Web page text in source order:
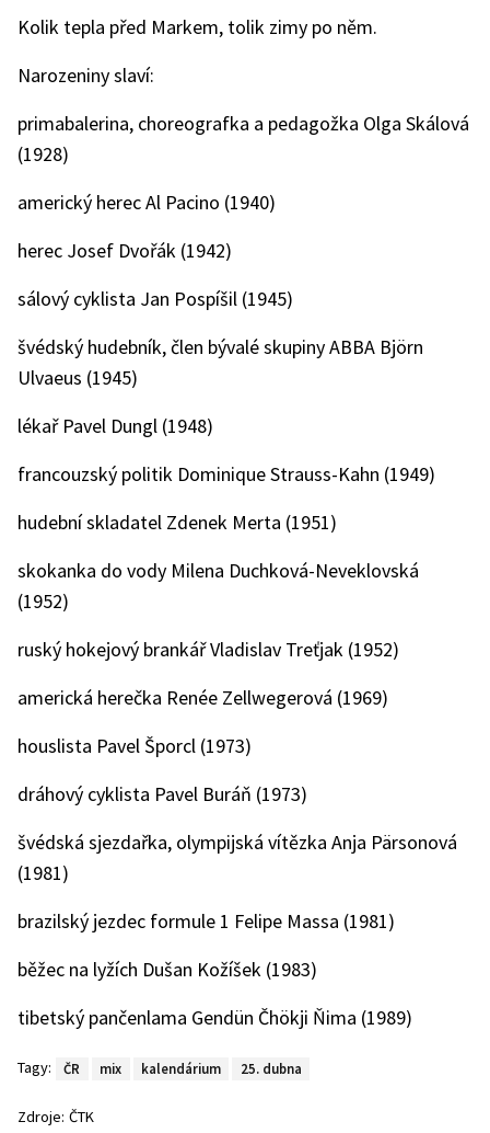
Kolik tepla před Markem, tolik zimy po něm.
Narozeniny slaví:
primabalerina, choreografka a pedagožka Olga Skálová
(1928)
americký herec Al Pacino (1940)
herec Josef Dvořák (1942)
sálový cyklista Jan Pospíšil (1945)
švédský hudebník, člen bývalé skupiny ABBA Björn
Ulvaeus (1945)
lékař Pavel Dungl (1948)
francouzský politik Dominique Strauss-Kahn (1949)
hudební skladatel Zdenek Merta (1951)
skokanka do vody Milena Duchková-Neveklovská
(1952)
ruský hokejový brankář Vladislav Treťjak (1952)
americká herečka Renée Zellwegerová (1969)
houslista Pavel Šporcl (1973)
dráhový cyklista Pavel Buráň (1973)
švédská sjezdařka, olympijská vítězka Anja Pärsonová
(1981)
brazilský jezdec formule 1 Felipe Massa (1981)
běžec na lyžích Dušan Kožíšek (1983)
tibetský pančenlama Gendün Čhökji Ňima (1989)
Tagy: ČR mix kalendárium 25. dubna
Zdroje: ČTK